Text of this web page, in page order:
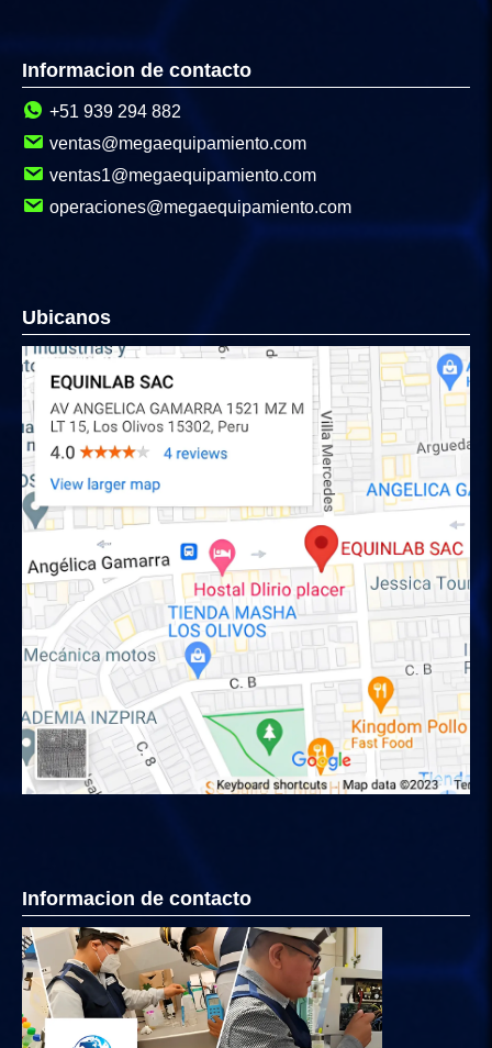
Informacion de contacto
+51 939 294 882
ventas@megaequipamiento.com
ventas1@megaequipamiento.com
operaciones@megaequipamiento.com
Ubicanos
Informacion de contacto